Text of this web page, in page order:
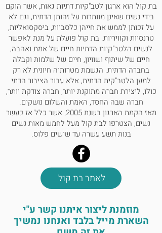
בת קול הוא ארגון לטב"קיות דתיות גאות, אשר הוקם
בידי נשים שאינן מוותרות על זהותן הדתית, וגם לא
על זכותן לממש את חייהן כלסביות, ביסקסואליות,
טרנסיות וקוויריות. בת קול פועלת על מנת לאפשר
לנשים הלטב"קיות הדתיות חיים של אמת ואהבה,
חיים של שיתוף ושוויון, חיים של שלמות וקבלה
בחברה הדתית. הגשמת מטרותיה חיונית לא רק
למען הלטב"קית הדתית, אלא עבור הציבור הדתי
כולו, ליצירת חברה מתוקנת יותר, חברה צודקת יותר,
חברה שבה החסד, האמת והשלום נושקים.
מאז הקמת הארגון בשנת 2005, אשר כלל אז כעשר
נשים, הצטרפו לבת קול מעל לחמש מאות נשים
בנות תשע עשרה עד שישים פלוס.
לאתר בת קול
מוזמנת ליצור איתנו קשר ע"י
השארת מייל בלבד ואנחנו נמשיך